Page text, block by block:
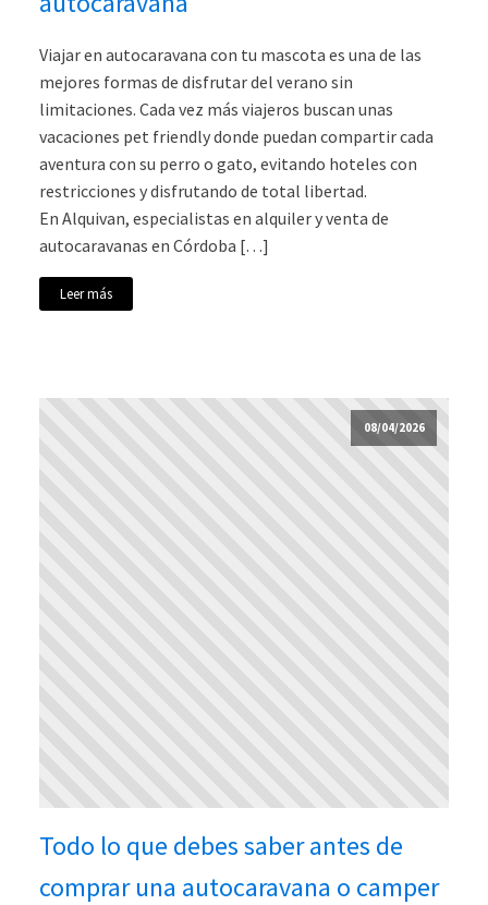
Viajar en autocaravana con tu mascota es una de las
mejores formas de disfrutar del verano sin
limitaciones. Cada vez más viajeros buscan unas
vacaciones pet friendly donde puedan compartir cada
aventura con su perro o gato, evitando hoteles con
restricciones y disfrutando de total libertad.
En Alquivan, especialistas en alquiler y venta de
autocaravanas en Córdoba […]
Leer más
08/04/2026
Todo lo que debes saber antes de
comprar una autocaravana o camper